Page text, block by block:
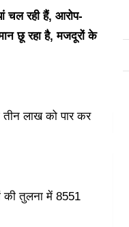
चल रही हैं, आरोप-
छू रहा है, मजदूरों के
लाख को पार कर
की तुलना में 8551